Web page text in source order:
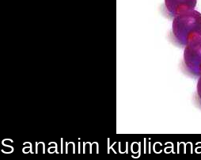
S analnim